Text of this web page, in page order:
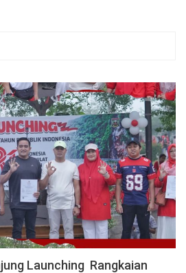
Launching Rangkaian